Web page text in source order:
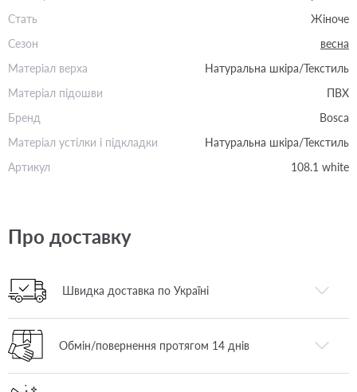
Стать
Жіноче
Сезон
весна
Матеріал верха
Натуральна шкіра/Текстиль
Матеріал підошви
ПВХ
Бренд
Bosca
Матеріал устілки і підкладки
Натуральна шкіра/Текстиль
Артикул
108.1 white
Про доставку
Швидка доставка по Україні
Обмін/повернення протягом 14 днів